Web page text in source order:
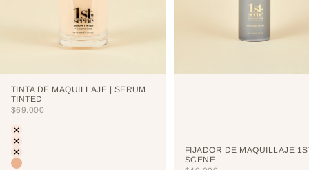
TINTA DE MAQUILLAJE | SERUM
TINTED
PRECIO DE OFERTA
$69.000
Color
LIGHT
PORCELAIN
CREAM
FIJADOR DE MAQUILLAJE
SCENE